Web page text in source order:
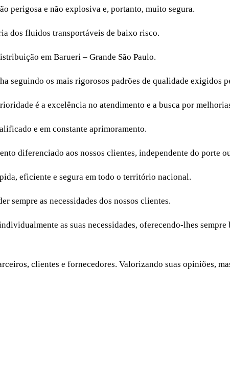
perigosa e não explosiva e, portanto, muito segura.
dos fluidos transportáveis de baixo risco.
em Barueri – Grande São Paulo.
seguindo os mais rigorosos padrões de qualidade exigidos
é a excelência no atendimento e a busca por
e em constante aprimoramento.
diferenciado aos nossos clientes, independente do porte
eficiente e segura em todo o território nacional.
sempre as necessidades dos nossos clientes.
as suas necessidades, oferecendo-lhes
clientes e fornecedores. Valorizando suas opiniões,